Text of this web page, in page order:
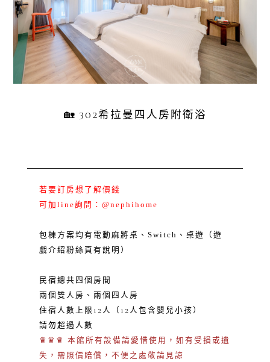
🏡 302希拉曼四人房附衛浴
​若要訂房想了解價錢
可加line詢問：@nephihome
包棟方案均有電動麻將桌、Switch、桌遊（遊
戲介紹粉絲頁有說明）
民宿總共四個房間
兩個雙人房、兩個四人房
住宿人數上限12人（12人包含嬰兒小孩）
請勿超過人數
♛♛♛ 本館所有設備請愛惜使用，如有受損或遺
失，需照價賠償，不便之處敬請見諒